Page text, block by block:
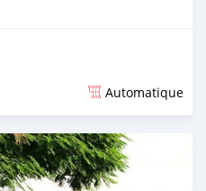
Automatique